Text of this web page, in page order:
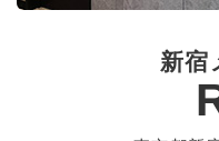
新宿